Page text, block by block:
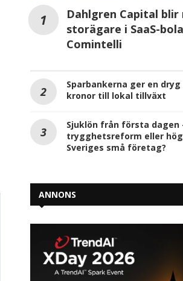
Dahlgren Capital blir
storägare i SaaS-
Comintelli
Sparbankerna ger en
kronor till lokal tillväxt
Sjuklön från första dagen
trygghetsreform eller
Sveriges små företag?
ANNONS